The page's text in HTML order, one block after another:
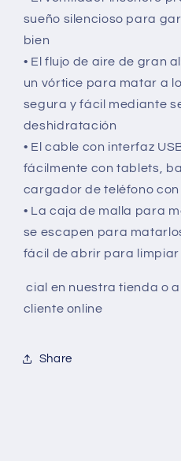
sueño silencioso para
bien
• El flujo de aire de gran
un vórtice para matar a
segura y fácil mediante
deshidratación
• El cable con interfaz
fácilmente con tablets,
cargador de teléfono con
• La caja de malla para
se escapen para
fácil de abrir para limpiar
cial en nuestra tienda o
cliente online
Share